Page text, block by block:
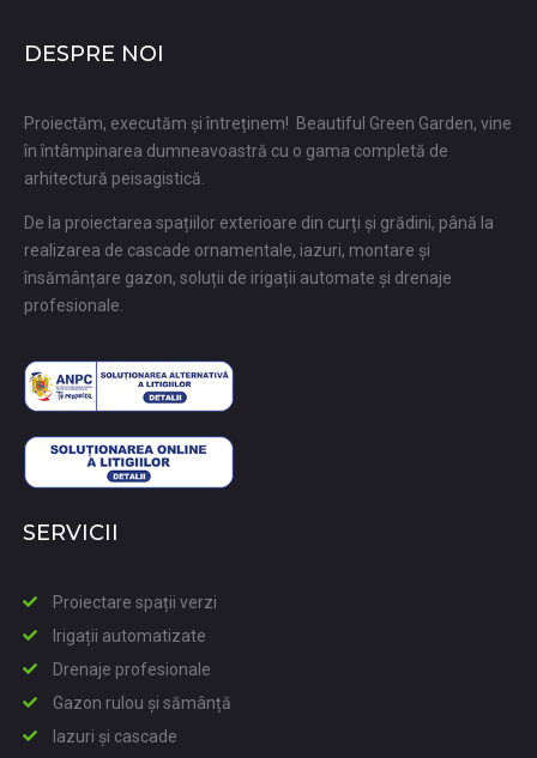
DESPRE NOI
Proiectăm, executăm și întreținem! Beautiful Green Garden, vine
în întâmpinarea dumneavoastră cu o gama completă de
arhitectură peisagistică.
De la proiectarea spațiilor exterioare din curți și grădini, până la
realizarea de cascade ornamentale, iazuri, montare și
însămânțare gazon, soluții de irigații automate și drenaje
profesionale.
SERVICII
Proiectare spații verzi
Irigații automatizate
Drenaje profesionale
Gazon rulou și sămânță
Iazuri și cascade